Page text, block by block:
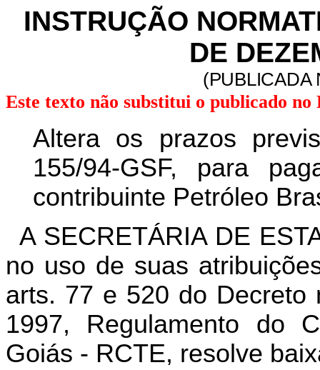
INSTRUÇÃO
DE
(PUBLICADA
Este texto não substitui o publicado no
Altera os prazos
155/94-GSF, para
contribuinte Petróleo
A SECRETÁRIA DE
no uso de suas
arts. 77 e 520 do Decreto
1997, Regulamento do
Goiás - RCTE, resolve